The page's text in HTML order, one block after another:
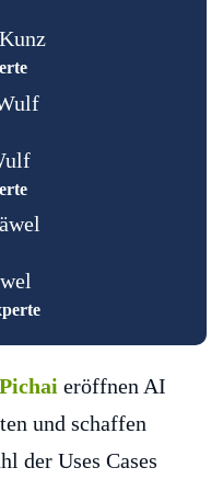
eröffnen AI
und schaffen
der Uses Cases